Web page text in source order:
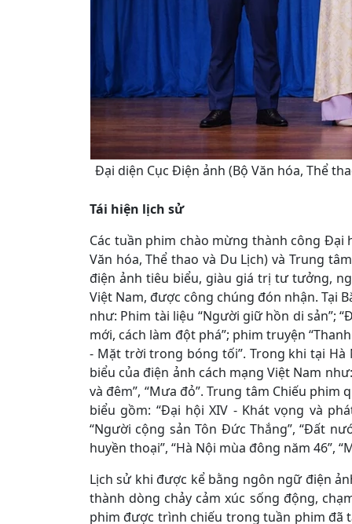
Đại diện Cục Điện ảnh (Bộ Văn hóa, Thể
Tái hiện lịch sử
Các tuần phim chào mừng thành công Đại
Văn hóa, Thể thao và Du Lịch) và Trung
điện ảnh tiêu biểu, giàu giá trị tư tưởng,
Việt Nam, được công chúng đón nhận. Tại
như: Phim tài liệu “Người giữ hồn di sản”;
mới, cách làm đột phá”; phim truyện
- Mặt trời trong bóng tối”. Trong khi tại Hà
biểu của điện ảnh cách mạng Việt Nam
và đêm”, “Mưa đỏ”. Trung tâm Chiếu
biểu gồm: “Đại hội XIV - Khát vọng và
“Người cộng sản Tôn Đức Thắng”, “Đất
huyền thoại”, “Hà Nội mùa đông năm 46”,
Lịch sử khi được kể bằng ngôn ngữ điện
thành dòng chảy cảm xúc sống động,
phim được trình chiếu trong tuần phim đã